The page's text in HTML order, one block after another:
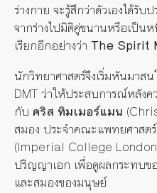
ร่างกาย จะรู้สึกว่าตัวเองได้
จากร่างไปมิติคู่ขนานหรือเป็น
เรียกอีกอย่างว่า The Spirit
นักวิทยาศาสตร์จึงเริ่มหันมาส
DMT ว่าให้ประสบการณ์หลังค
กับ คริส ทิมเมอร์แมน
สมอง ประจำคณะแพทยศาสต
(Imperial College London)
ปริญญาเอก เพื่อดูผลกระทบข
และสมองของมนุษย์